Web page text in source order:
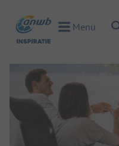
Toggle Menu
Menu